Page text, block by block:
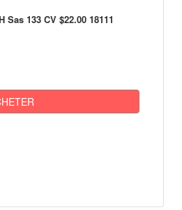
133 CV $22.00 18111